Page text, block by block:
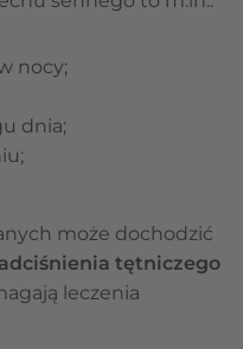
nocy;
dnia;
może dochodzić
tętniczego
leczenia